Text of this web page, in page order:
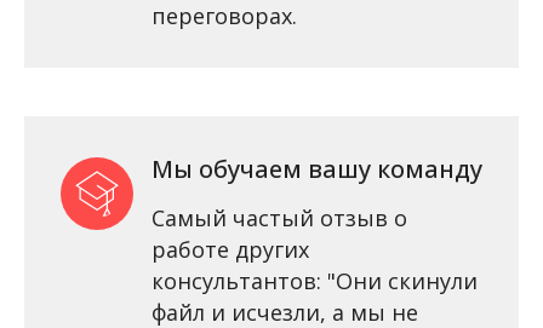
переговорах.
Мы обучаем вашу команду
Самый частый отзыв о
работе других
консультантов: "Они скинули
файл и исчезли, а мы не